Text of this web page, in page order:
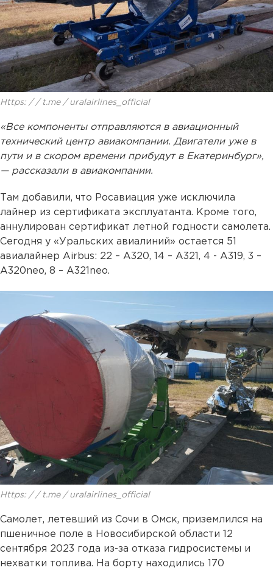
Https: / / t.me / uralairlines_official
«Все компоненты отправляются в авиационный
технический центр авиакомпании. Двигатели уже в
пути и в скором времени прибудут в Екатеринбург»,
— рассказали в авиакомпании.
Там добавили, что Росавиация уже исключила
лайнер из сертификата эксплуатанта. Кроме того,
аннулирован сертификат летной годности самолета.
Сегодня у «Уральских авиалиний» остается 51
авиалайнер Airbus: 22 – А320, 14 – А321, 4 - А319, 3 –
A320neo, 8 – A321neo.
Https: / / t.me / uralairlines_official
Самолет, летевший из Сочи в Омск, приземлился на
пшеничное поле в Новосибирской области 12
сентября 2023 года из-за отказа гидросистемы и
нехватки топлива. На борту находились 170